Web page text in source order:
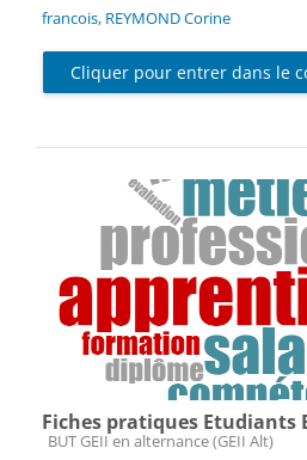
francois, REYMOND Corine
Cliquer pour entrer dans le
Fiches pratiques Etudiants
Catégorie de cours
BUT GEII en alternance (GEII Alt)